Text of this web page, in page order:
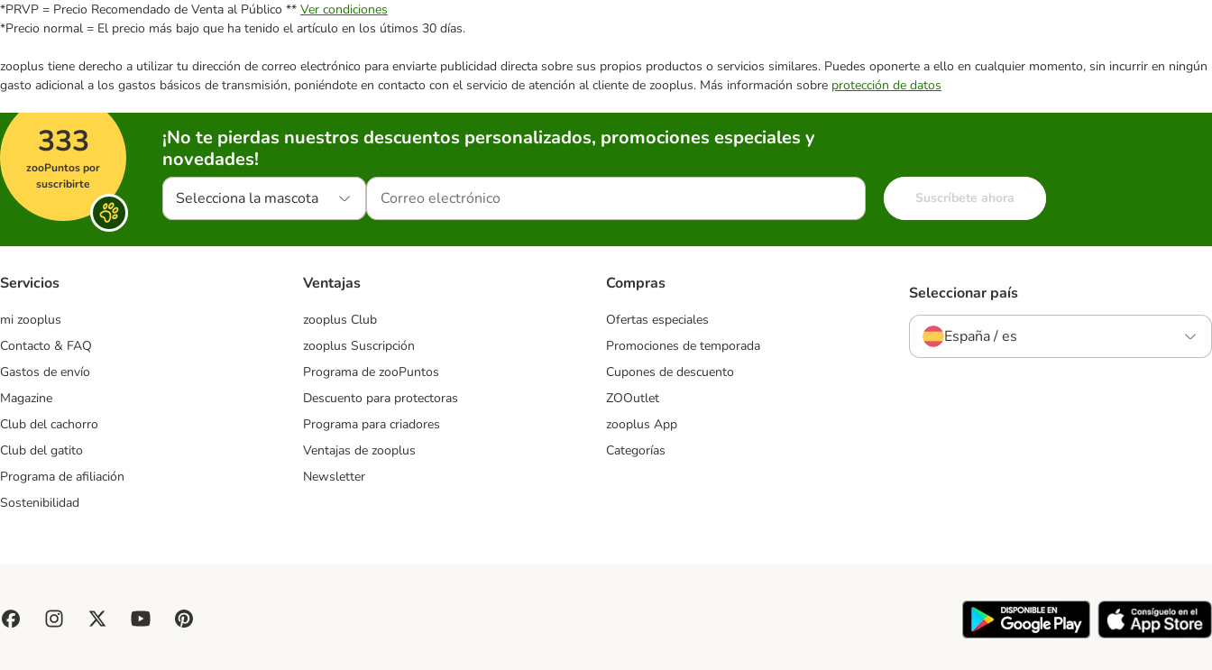
*PRVP = Precio Recomendado de Venta al Público ** Ver condiciones
*Precio normal = El precio más bajo que ha tenido el artículo en los útimos 30 días.
zooplus tiene derecho a utilizar tu dirección de correo electrónico para enviarte publicidad directa sobre sus propios productos o servicios similares. Puedes oponerte a ello en cualquier momento, sin incurrir en ningún
gasto adicional a los gastos básicos de transmisión, poniéndote en contacto con el servicio de atención al cliente de zooplus. Más información sobre protección de datos
333
zooPuntos por
suscribirte
¡No te pierdas nuestros descuentos personalizados, promociones especiales y
novedades!
Selecciona la mascota Suscríbete ahora
Servicios
mi zooplus
Contacto & FAQ
Gastos de envío
Magazine
Club del cachorro
Club del gatito
Programa de afiliación
Sostenibilidad
Ventajas
zooplus Club
zooplus Suscripción
Programa de zooPuntos
Descuento para protectoras
Programa para criadores
Ventajas de zooplus
Newsletter
Compras
Ofertas especiales
Promociones de temporada
Cupones de descuento
ZOOutlet
zooplus App
Categorías
Seleccionar país
España / es